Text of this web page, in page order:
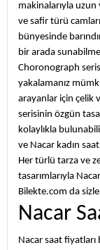
makinalarıyla
ve safir türü
bünyesinde
bir arada
Choronograph
yakalamanız
arayanlar için çelik
serisinin özgün
kolaylıkla
ve Nacar kadın
Her türlü tarza ve
tasarımlarıyla
Bilekte.com da
Nacar
Nacar saat